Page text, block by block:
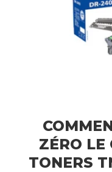
ZÉRO LE
TONERS